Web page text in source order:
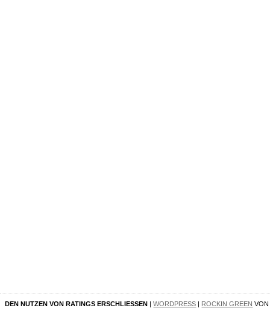
DEN NUTZEN VON RATINGS ERSCHLIESSEN |WORDPRESS | ROCKIN GREEN